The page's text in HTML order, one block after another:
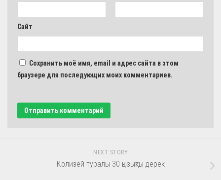
Сайт
Сохранить моё имя, email и адрес сайта в этом
браузере для последующих моих комментариев.
NEXT STORY
Колизей туралы 30 қызықты дерек